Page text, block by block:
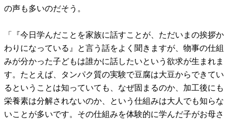
の声も多いのだそう。
「『今日学んだことを家族に話すことが、ただいまの挨拶か
わりになっている』と言う話をよく聞きますが、物事の仕組
みが分かった子どもは誰かに話したいという欲求が生まれま
す。たとえば、タンパク質の実験で豆腐は大豆からできてい
るということは知っていても、なぜ固まるのか、加工後にも
栄養素は分解されないのか、という仕組みは大人でも知らな
いことが多いです。その仕組みを体験的に学んだ子がお母さ